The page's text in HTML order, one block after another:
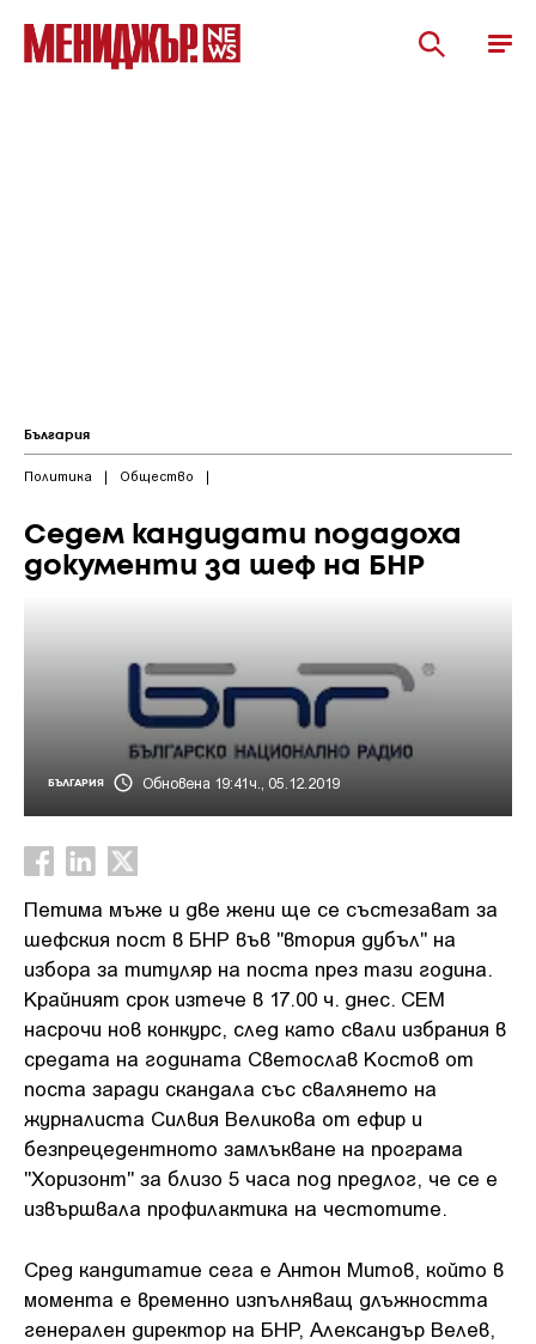
България
Политика | Общество |
Седем кандидати подадоха
документи за шеф на БНР
БЪЛГАРИЯ Обновена 19:41ч., 05.12.2019
Петима мъже и две жени ще се състезават за
шефския пост в БНР във "втория дубъл" на
избора за титуляр на поста през тази година.
Крайният срок изтече в 17.00 ч. днес. СЕМ
насрочи нов конкурс, след като свали избрания в
средата на годината Светослав Костов от
поста заради скандала със свалянето на
журналиста Силвия Великова от ефир и
безпрецедентното замлъкване на програма
"Хоризонт" за близо 5 часа под предлог, че се е
извършвала профилактика на честотите.
Сред кандитатие сега е Антон Митов, който в
момента е временно изпълняващ длъжността
генерален директор на БНР, Александър Велев,